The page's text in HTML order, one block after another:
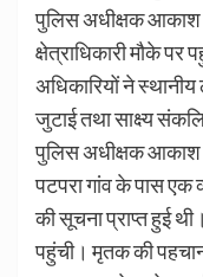
पुलिस अधीक्षक
क्षेत्राधिकारी मौके
अधिकारियों ने
जुटाई तथा साक्ष्य
पुलिस अधीक्षक आकाश
पटपरा गांव के पास एक
की सूचना प्राप्त हुई
पहुंची। मृतक की